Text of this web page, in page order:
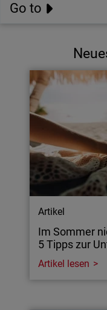
Go to
Artikel
Im Sommer
5 Tipps zur
Artikel lesen